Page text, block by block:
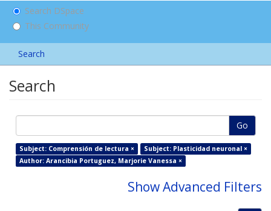
Search DSpace
This Community
Search
Search
Go
Subject: Comprensión de lectura ×
Subject: Plasticidad neuronal ×
Author: Arancibia Portuguez, Marjorie Vanessa ×
Show Advanced Filters